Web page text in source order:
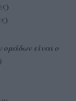
ομάδων είναι ο